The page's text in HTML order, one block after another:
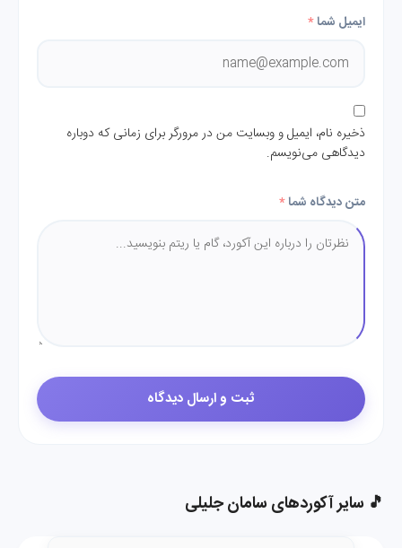
ایمیل شما*
ذخیره نام، ایمیل و وبسایت من در مرورگر برای زمانی که دوباره
دیدگاهی می‌نویسم.
متن دیدگاه شما*
🎵 سایر آکوردهای سامان جلیلی